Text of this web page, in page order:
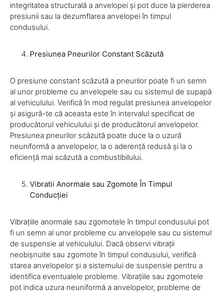
integritatea structurală a anvelopei și pot duce la pierderea
presiunii sau la dezumflarea anvelopei în timpul
condusului.
Presiunea Pneurilor Constant Scăzută
O presiune constant scăzută a pneurilor poate fi un semn
al unor probleme cu anvelopele sau cu sistemul de supapă
al vehiculului. Verifică în mod regulat presiunea anvelopelor
și asigură-te că aceasta este în intervalul specificat de
producătorul vehiculului și de producătorul anvelopelor.
Presiunea pneurilor scăzută poate duce la o uzură
neuniformă a anvelopelor, la o aderență redusă și la o
eficiență mai scăzută a combustibilului.
Vibratii Anormale sau Zgomote În Timpul
Conducției
Vibrațiile anormale sau zgomotele în timpul condusului pot
fi un semn al unor probleme cu anvelopele sau cu sistemul
de suspensie al vehiculului. Dacă observi vibrații
neobișnuite sau zgomote în timpul condusului, verifică
starea anvelopelor și a sistemului de suspensie pentru a
identifica eventualele probleme. Vibrațiile sau zgomotele
pot indica uzura neuniformă a anvelopelor, probleme de